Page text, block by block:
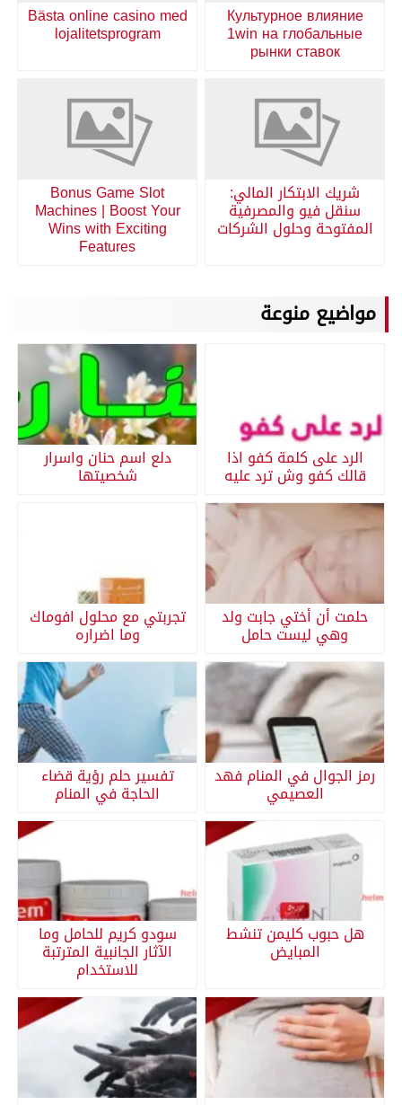
Культурное влияние
1win на глобальные
рынки ставок
Bästa online casino med
lojalitetsprogram
شريك الابتكار المالي:
سنقل فيو والمصرفية
المفتوحة وحلول الشركات
Bonus Game Slot
Machines | Boost Your
Wins with Exciting
Features
مواضيع منوعة
الرد على كلمة كفو اذا
قالك كفو وش ترد عليه
دلع اسم حنان واسرار
شخصيتها
حلمت أن أختي جابت ولد
وهي ليست حامل
تجربتي مع محلول افوماك
وما اضراره
رمز الجوال في المنام فهد
العصيمي
تفسير حلم رؤية قضاء
الحاجة في المنام
هل حبوب كليمن تنشط
المبايض
سودو كريم للحامل وما
الآثار الجانبية المترتبة
للاستخدام